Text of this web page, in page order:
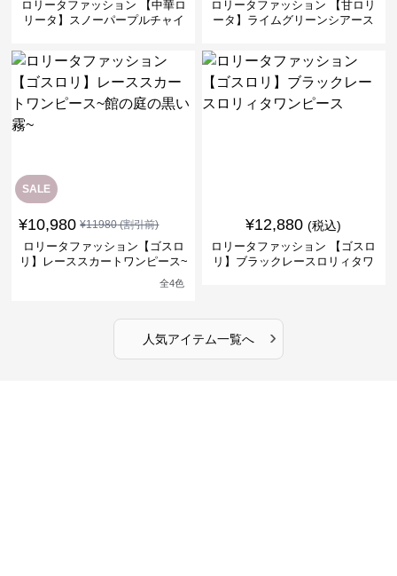
ロリータファッション 【中華ロ
リータ】スノーパープルチャイ
ロリータファッション 【甘ロリ
ータ】ライムグリーンシアース
SALE
¥10,980 ¥11980(割引前)
ロリータファッション【ゴスロ
リ】レーススカートワンピース~
全4色
¥12,880 (税込)
ロリータファッション 【ゴスロ
リ】ブラックレースロリィタワ
人気アイテム一覧へ ›